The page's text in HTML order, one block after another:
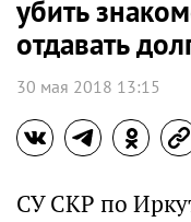
убить
отдавать
30 мая 2018 13:15
СУ СКР по